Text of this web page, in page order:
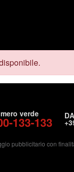
verde
133-133
pubblicitario con